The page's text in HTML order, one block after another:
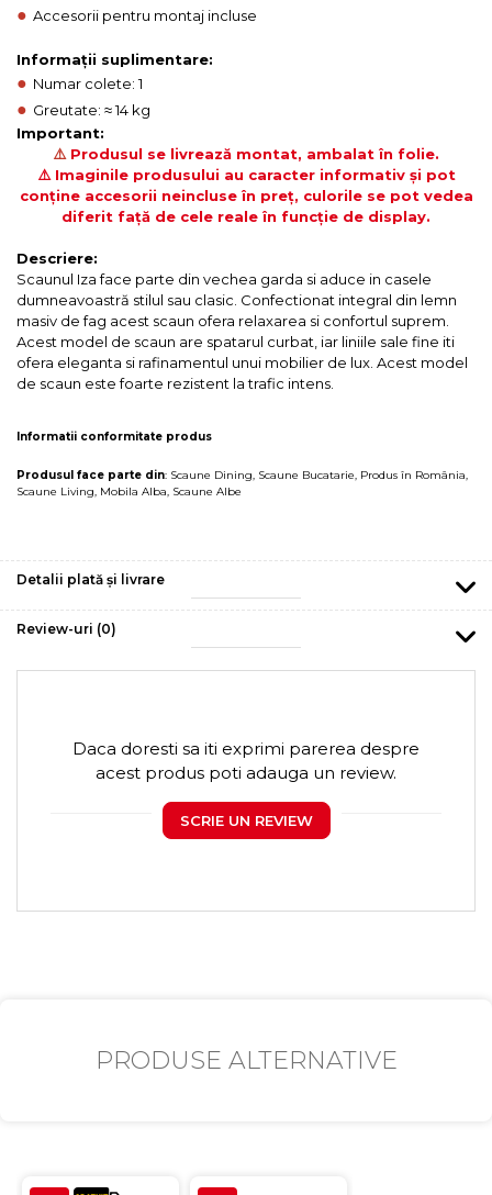
● Accesorii pentru montaj incluse
Informații suplimentare:
● Numar colete: 1
● Greutate: ≈ 14 kg
Important:
⚠️ Produsul se livrează montat, ambalat în folie.
⚠️ Imaginile produsului au caracter informativ și pot
conține accesorii neincluse în preț, culorile se pot vedea
diferit față de cele reale în funcție de display.
Descriere:
Scaunul Iza face parte din vechea garda si aduce in casele
dumneavoastră stilul sau clasic. Confectionat integral din lemn
masiv de fag acest scaun ofera relaxarea si confortul suprem.
Acest model de scaun are spatarul curbat, iar liniile sale fine iti
ofera eleganta si rafinamentul unui mobilier de lux. Acest model
de scaun este foarte rezistent la trafic intens.
Informatii conformitate produs
Produsul face parte din: Scaune Dining, Scaune Bucatarie, Produs în România,
Scaune Living, Mobila Alba, Scaune Albe
Detalii plată și livrare
Review-uri (0)
Daca doresti sa iti exprimi parerea despre
acest produs poti adauga un review.
SCRIE UN REVIEW
PRODUSE ALTERNATIVE